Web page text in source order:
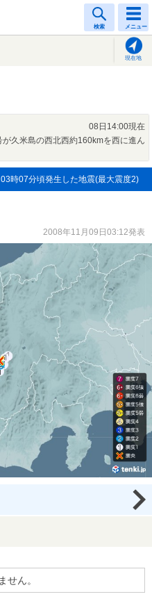
検索 メニュー
現在地
08日14:00現在
久米島の西北西約160kmを西に進ん
03時07分頃発生した地震(最大震度2)
2008年11月09日03:12発表
せん。